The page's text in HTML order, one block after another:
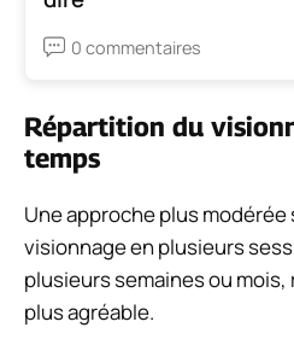
0 commentaires
Répartition du
temps
Une approche plus
visionnage en plusieurs
plusieurs semaines ou mois,
plus agréable.